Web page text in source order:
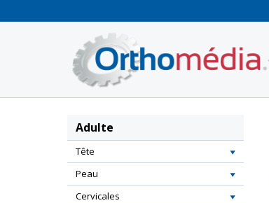
Adulte
Tête
Peau
Cervicales